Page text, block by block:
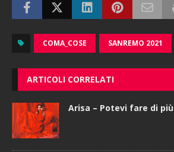
COMA_COSE SANREMO 2021
ARTICOLI CORRELATI
Arisa – Potevi fare di più